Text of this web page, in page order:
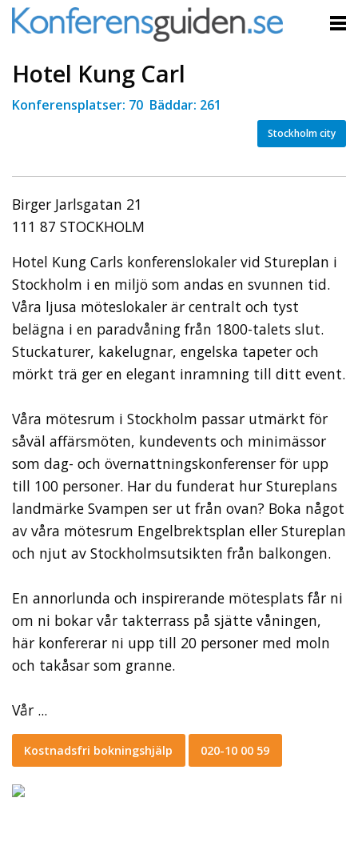
Hotel Kung Carl
Konferensplatser: 70 Bäddar: 261
Stockholm city
Birger Jarlsgatan 21
111 87 STOCKHOLM
Hotel Kung Carls konferenslokaler vid Stureplan i
Stockholm i en miljö som andas en svunnen tid.
Våra ljusa möteslokaler är centralt och tyst
belägna i en paradvåning från 1800-talets slut.
Stuckaturer, kakelugnar, engelska tapeter och
mörkt trä ger en elegant inramning till ditt event.
Våra mötesrum i Stockholm passar utmärkt för
såväl affärsmöten, kundevents och minimässor
som dag- och övernattningskonferenser för upp
till 100 personer. Har du funderat hur Stureplans
landmärke Svampen ser ut från ovan? Boka något
av våra mötesrum Engelbrektsplan eller Stureplan
och njut av Stockholmsutsikten från balkongen.
En annorlunda och inspirerande mötesplats får ni
om ni bokar vår takterrass på sjätte våningen,
här konfererar ni upp till 20 personer med moln
och takåsar som granne.
Vår ...
Kostnadsfri bokningshjälp 020-10 00 59